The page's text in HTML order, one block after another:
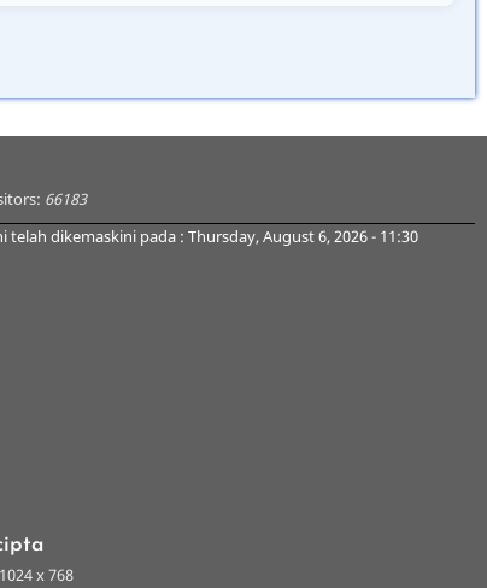
66183
telah dikemaskini pada : Thursday, August 6, 2026 - 11:30
x 768